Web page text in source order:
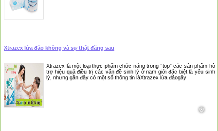
Xtrazex lừa đảo không và sự thật đằng sau
Xtrazex là một loại thực phẩm chức năng trong “top” các sản phẩm hỗ
trợ hiệu quả điều trị các vấn đề sinh lý ở nam giới đặc biệt là yếu sinh
lý, nhưng gần đây có một số thông tin làXtrazex lừa đảogây